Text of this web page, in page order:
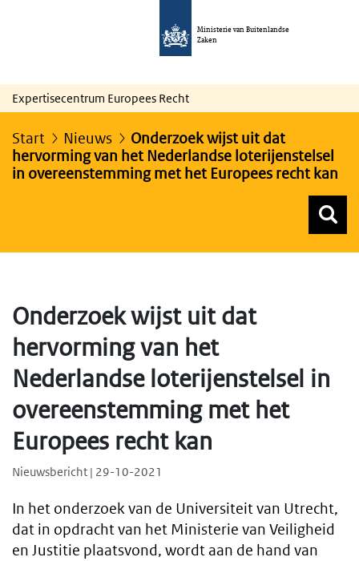
Ministerie van Buitenlandse
Zaken
Expertisecentrum Europees Recht
Start Nieuws
Onderzoek wijst uit dat
hervorming van het Nederlandse loterijenstelsel
in overeenstemming met het Europees recht kan
Onderzoek wijst uit dat
hervorming van het
Nederlandse loterijenstelsel in
overeenstemming met het
Europees recht kan
Nieuwsbericht | 29-10-2021
In het onderzoek van de Universiteit van Utrecht,
dat in opdracht van het Ministerie van Veiligheid
en Justitie plaatsvond, wordt aan de hand van